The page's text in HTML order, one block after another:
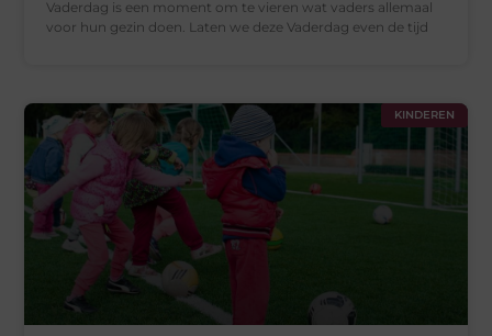
Vaderdag is een moment om te vieren wat vaders allemaal
voor hun gezin doen. Laten we deze Vaderdag even de tijd
KINDEREN